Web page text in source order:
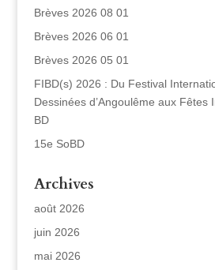
Brèves 2026 08 01
Brèves 2026 06 01
Brèves 2026 05 01
FIBD(s) 2026 : Du Festival
Dessinées d’Angoulême aux Fêtes
BD
15e SoBD
Archives
août 2026
juin 2026
mai 2026